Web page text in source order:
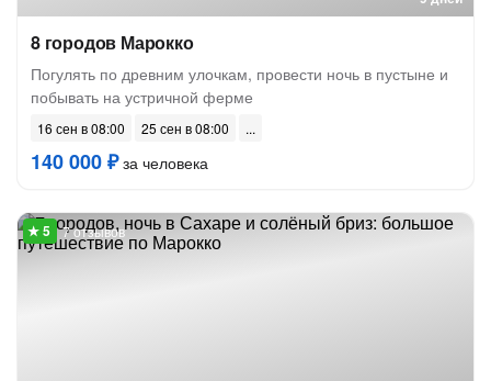
8 городов Марокко
Погулять по древним улочкам, провести ночь в пустыне и
побывать на устричной ферме
16 сен в 08:00 25 сен в 08:00
140 000 ₽за человека
7 отзывов